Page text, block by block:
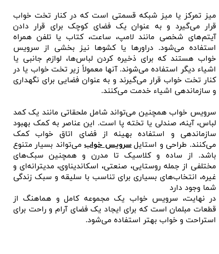
میز تمرکز یا میز شبکه قسمتی است که در کنار تخت خواب
قرار می‌گیرد و به عنوان یک فضای کوچک برای قرار دادن
آیتم‌های شخصی مانند لامپ، ساعت، کتاب یا تلفن همراه
استفاده می‌شود. دراورها یا کشوها نیز بخشی از سرویس
خواب هستند که برای ذخیره کردن لباس‌ها، لوازم جانبی یا
اشیاء دیگر استفاده می‌شوند. آنها معمولاً زیر تخت خواب یا در
کنار تخت خواب قرار می‌گیرند و به عنوان فضایی برای نگهداری
و سازماندهی اشیاء خدمت می‌کنند.
سرویس خواب همچنین می‌تواند شامل ملحقاتی مانند یک کمد
لباس، آینه، صندلی یا تخته پا است. این عناصر به کمک بهبود
سازماندهی و استفاده بهینه از فضای اتاق خواب کمک
می‌کنند. طراحی و استایل سرویس خوابمی‌تواند بسیار متنوع
باشد. از ساده و کلاسیک تا مدرن و همچنین سبک‌های
مختلفی از جمله روستایی، صنعتی، اسکاندیناوی، مدیترانه‌ای و
غیره، انتخاب‌های بسیاری برای تناسب با سلیقه و سبک زندگی
شما وجود دارد
در نهایت، سرویس خواب یک مجموعه کامل و هماهنگ از
قطعات مبلمان است که برای ایجاد یک فضای آرام و راحت برای
استراحت و خواب بهتر استفاده می‌شود.